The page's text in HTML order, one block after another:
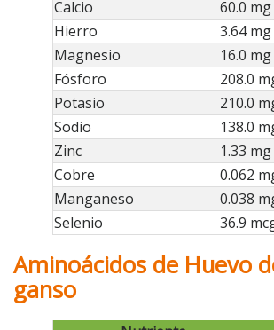
Calcio
60.0 mg
Hierro
3.64 mg
Magnesio
16.0 mg
Fósforo
208.0
Potasio
210.0
Sodio
138.0
Zinc
1.33 mg
Cobre
0.062
Manganeso
0.038
Selenio
36.9
Aminoácidos de Huevo
ganso